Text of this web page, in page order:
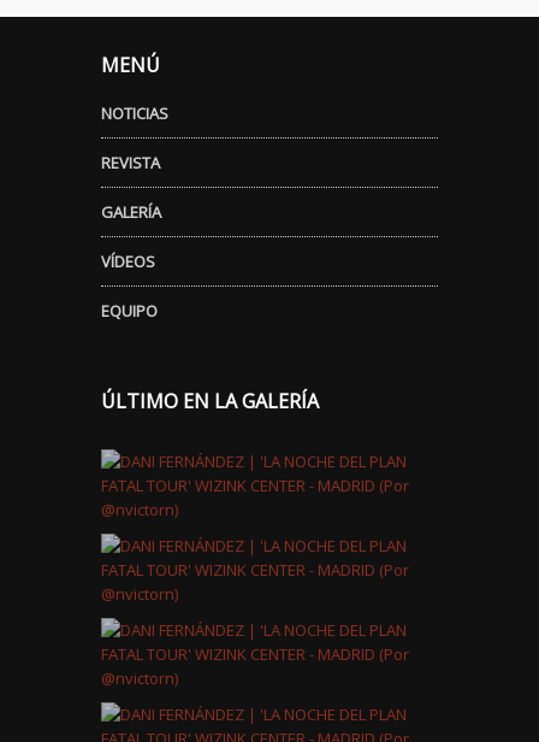
MENÚ
NOTICIAS
REVISTA
GALERÍA
VÍDEOS
EQUIPO
ÚLTIMO EN LA GALERÍA